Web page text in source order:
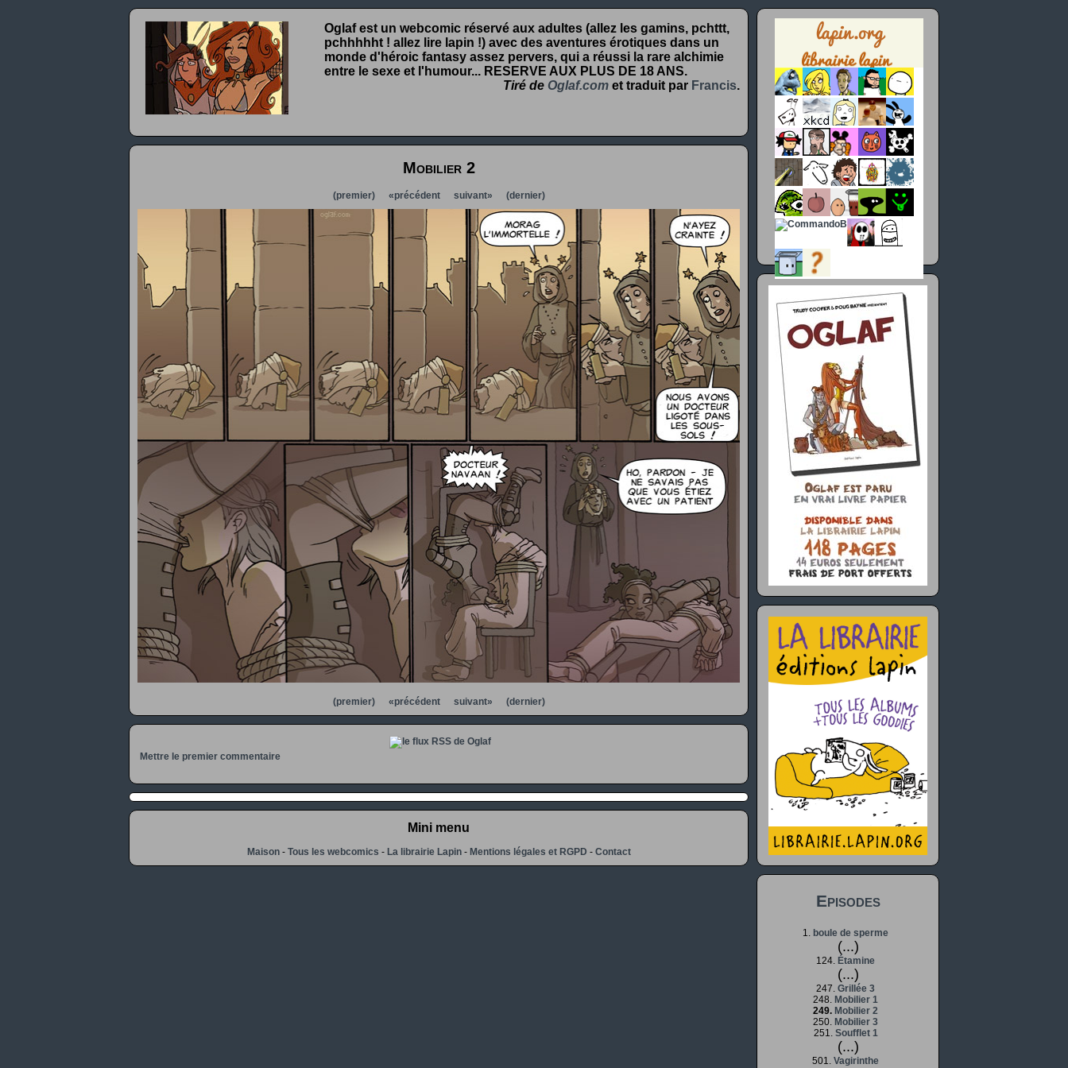
Oglaf est un webcomic réservé aux adultes (allez les gamins, pchttt,
pchhhhht ! allez lire lapin !) avec des aventures érotiques dans un
monde d'héroic fantasy assez pervers, qui a réussi la rare alchimie
entre le sexe et l'humour... RESERVE AUX PLUS DE 18 ANS.
Tiré de Oglaf.com et traduit par Francis.
Mobilier 2
(premier) «précédent suivant» (dernier)
(premier) «précédent suivant» (dernier)
Mettre le premier commentaire
Mini menu
Maison- Tous les webcomics - La librairie Lapin- Mentions légales et RGPD - Contact
Episodes
1. boule de sperme
(...)
124. Étamine
(...)
247. Grillée 3
248. Mobilier 1
249. Mobilier 2
250. Mobilier 3
251. Soufflet 1
(...)
501. Vagirinthe